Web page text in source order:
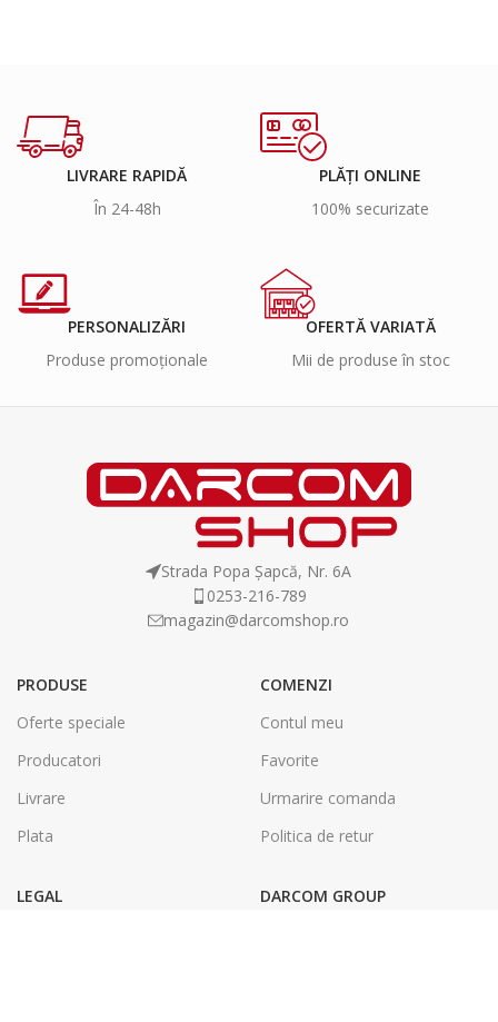
LIVRARE RAPIDĂ
În 24-48h
PLĂȚI ONLINE
100% securizate
PERSONALIZĂRI
Produse promoționale
OFERTĂ VARIATĂ
Mii de produse în stoc
Strada Popa Șapcă, Nr. 6A
0253-216-789
magazin@darcomshop.ro
PRODUSE
Oferte speciale
Producatori
Livrare
Plata
COMENZI
Contul meu
Favorite
Urmarire comanda
Politica de retur
LEGAL
DARCOM GROUP